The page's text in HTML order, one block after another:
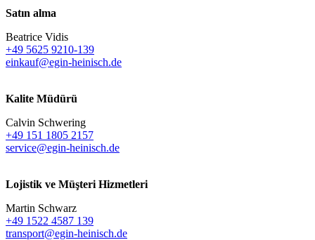
Satın alma
Beatrice Vidis
+49 5625 9210-139
einkauf@egin-heinisch.de
Kalite Müdürü
Calvin Schwering
+49 151 1805 2157
service@egin-heinisch.de
Lojistik ve Müşteri Hizmetleri
Martin Schwarz
+49 1522 4587 139
transport@egin-heinisch.de